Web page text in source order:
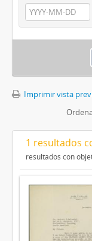
Imprimir vista
1 resultados
resultados con